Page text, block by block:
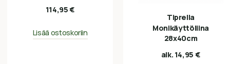
114,95€
Lisää ostoskoriin
Tiprella
Monikäyttöliina
28x40cm
alk. 14,95 €